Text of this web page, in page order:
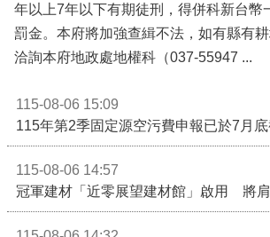
罰金。本府將加強查緝不法，如有縣有
115-08-06 15:09
115-08-06 14:57
115-08-06 14:32